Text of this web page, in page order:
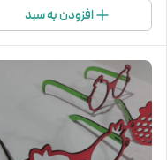
افزودن به سبد